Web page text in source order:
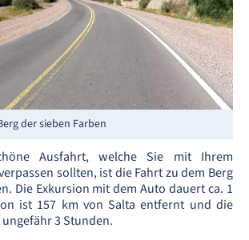
der sieben Farben
Ausfahrt, welche Sie mit Ihrem
sollten, ist die Fahrt zu dem Berg
Die Exkursion mit dem Auto dauert ca. 1
ist 157 km von Salta entfernt und die
3 Stunden.